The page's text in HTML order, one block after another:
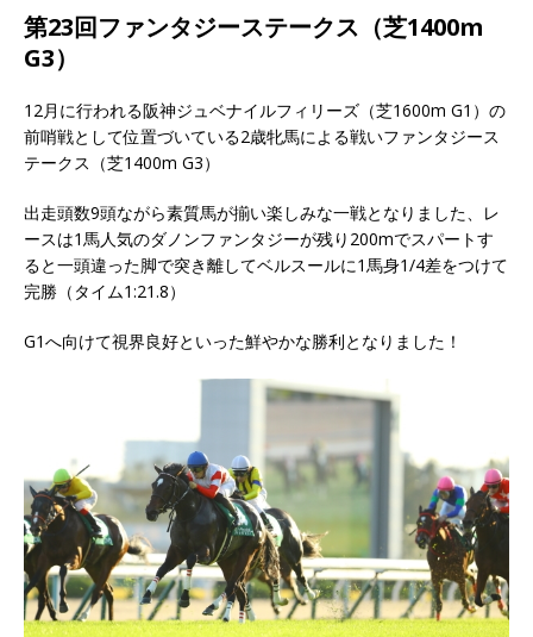
第23回ファンタジーステークス（芝1400m
G3）
12月に行われる阪神ジュベナイルフィリーズ（芝1600m G1）の
前哨戦として位置づいている2歳牝馬による戦いファンタジース
テークス（芝1400m G3）
出走頭数9頭ながら素質馬が揃い楽しみな一戦となりました、レ
ースは1馬人気のダノンファンタジーが残り200mでスパートす
ると一頭違った脚で突き離してベルスールに1馬身1/4差をつけて
完勝（タイム1:21.8）
G1へ向けて視界良好といった鮮やかな勝利となりました！